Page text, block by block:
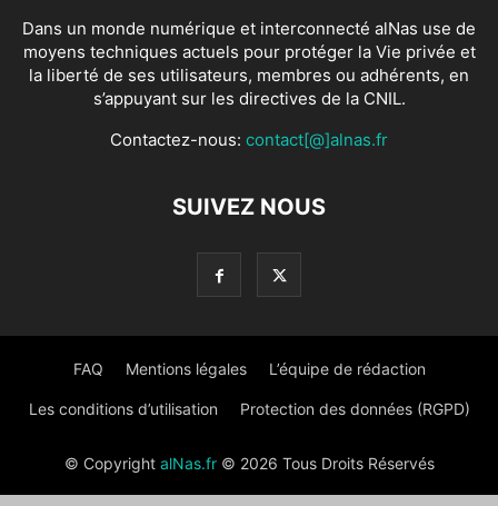
Dans un monde numérique et interconnecté alNas use de
moyens techniques actuels pour protéger la Vie privée et
la liberté de ses utilisateurs, membres ou adhérents, en
s’appuyant sur les directives de la CNIL.
Contactez-nous: contact[@]alnas.fr
SUIVEZ NOUS
FAQ Mentions légales L’équipe de rédaction
Les conditions d’utilisation Protection des données (RGPD)
© Copyright alNas.fr© 2026 Tous Droits Réservés